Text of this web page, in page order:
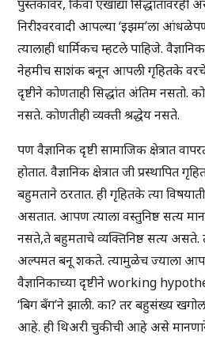
पुस्तकांवर, किंवा एखाद्या
निरीश्वरवादी आपल्या ‘इझम’ला
त्यालाही धार्मिकच म्हटले पाहिजे.
नेहमीच साशंक बनून आपली गृहितके
दृष्टीने कोणताही सिद्धांत अंतिम नसतो.
नसते. कोणतीही व्यक्ती श्रद्धेय नसते.
पण वैज्ञानिक दृष्टी सामाजिक क्षेत्रात
होतात. वैज्ञानिक क्षेत्रात जी प्रस्थापित
बहुमताने ठरतात. ही गृहितके त्या
असतात. आपण त्याला वस्तुनिष्ठ सत्य
नसते,ते बहुमताचे व्यक्तिनिष्ठ सत्य
अल्पमत बनू शकते. त्यामुळेच ज्याला
वैज्ञानिकाच्या दृष्टीने working
‘बिग बँग’ने झाली. का? तर बहुसंख्य
आहे. ही थिअरी चुकीची आहे असे